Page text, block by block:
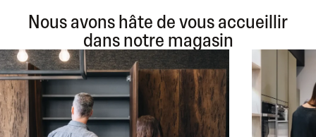
Nous avons hâte de vous accueillir
dans notre magasin